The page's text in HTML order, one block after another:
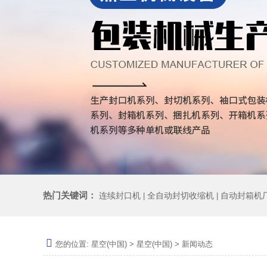
热门关键词： 连续封口机 全自动封切收缩机 自动封箱机
您的位置: 星空(中国) > 星空(中国) > 新闻动态